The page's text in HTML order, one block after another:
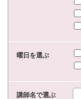
曜日を選ぶ
講師名で選ぶ